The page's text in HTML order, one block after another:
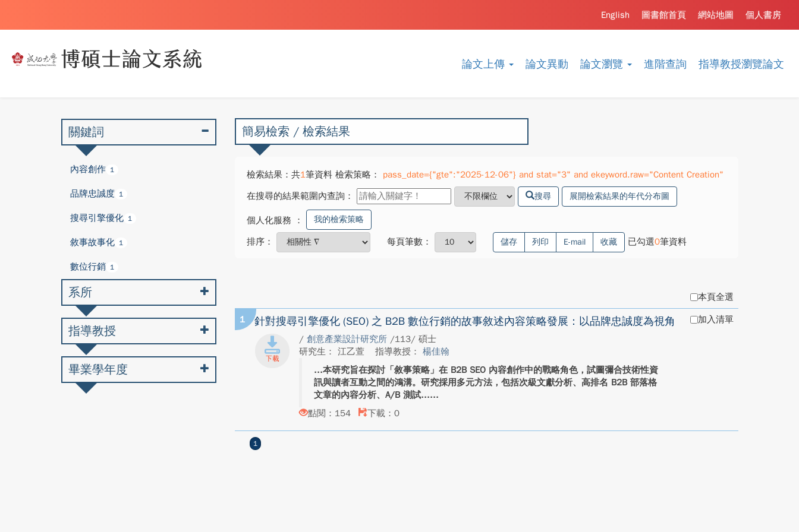
論文上傳 論文異動 論文瀏覽 進階查詢 指導教授瀏覽論文
個人書房
網站地圖
圖書館首頁
English
簡易檢索 / 檢索結果
檢索結果：共1筆資料 檢索策略：
pass_date={"gte":"2025-12-06"} and stat="3" and ekeyword.raw="Content Creation"
在搜尋的結果範圍內查詢：
搜尋 展開檢索結果的年代分布圖
個人化服務 ： 我的檢索策略
排序： 每頁筆數： 儲存 列印 E-mail 收藏 已勾選0筆資料
本頁全選
1 針對搜尋引擎優化 (SEO) 之 B2B 數位行銷的故事敘述內容策略發展：以品牌忠誠度為視角
/ 創意產業設計研究所 /113/ 碩士
研究生： 江乙萱
指導教授： 楊佳翰
本研究旨在探討「敘事策略」在 B2B SEO 內容創作中的戰略角色，試圖彌合技術性資
訊與讀者互動之間的鴻溝。研究採用多元方法，包括次級文獻分析、高排名 B2B 部落格
文章的內容分析、A/B 測試...
點閱：154
下載：0
加入清單
1
關鍵詞
內容創作 1
品牌忠誠度 1
搜尋引擎優化 1
敘事故事化 1
數位行銷 1
系所
指導教授
畢業學年度